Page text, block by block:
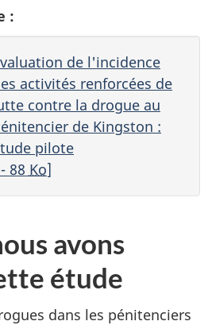
:
de l'incidence
activités renforcées de
contre la drogue au
de Kingston :
pilote
88 Ko]
avons
étude
dans les pénitenciers